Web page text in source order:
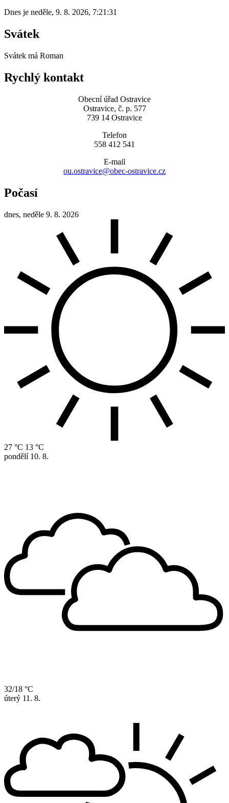
Dnes je neděle, 9. 8. 2026, 7:21:31
Svátek
Svátek má Roman
Rychlý kontakt
Obecní úřad Ostravice
Ostravice, č. p. 577
739 14 Ostravice
Telefon
558 412 541
E-mail
ou.ostravice@obec-ostravice.cz
Počasí
dnes, neděle 9. 8. 2026
27 °C 13 °C
pondělí 10. 8.
32/18 °C
úterý 11. 8.